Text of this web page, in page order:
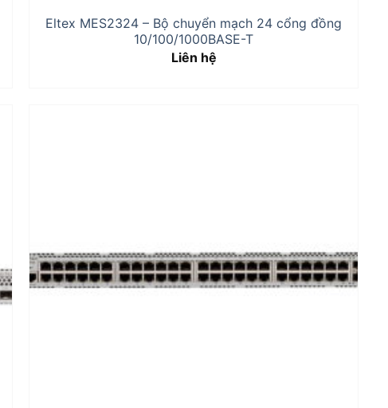
Eltex MES2324 – Bộ chuyển mạch 24 cổng đồng
10/100/1000BASE-T
Liên hệ